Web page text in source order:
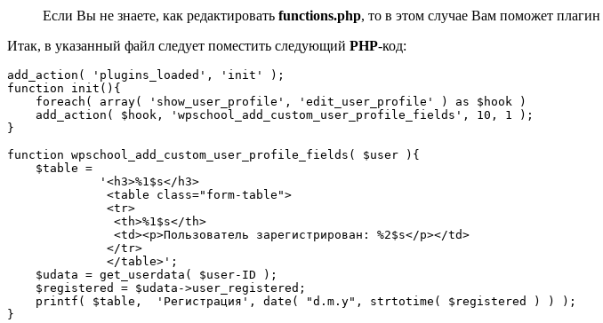
Если Вы не знаете, как редактировать functions.php, то в этом случае Вам поможет плагин
Итак, в указанный файл следует поместить следующий PHP-код:
add_action( 'plugins_loaded', 'init' );
function init(){
    foreach( array( 'show_user_profile', 'edit_user_profile' ) as $hook )
    add_action( $hook, 'wpschool_add_custom_user_profile_fields', 10, 1 );
}
function wpschool_add_custom_user_profile_fields( $user ){
    $table =
             '<h3>%1$s</h3>
              <table class="form-table">
              <tr>
               <th>%1$s</th>
               <td><p>Пользователь зарегистрирован: %2$s</p></td>
              </tr>
              </table>';
    $udata = get_userdata( $user-ID );
    $registered = $udata->user_registered;
    printf( $table,  'Регистрация', date( "d.m.y", strtotime( $registered ) ) );
}